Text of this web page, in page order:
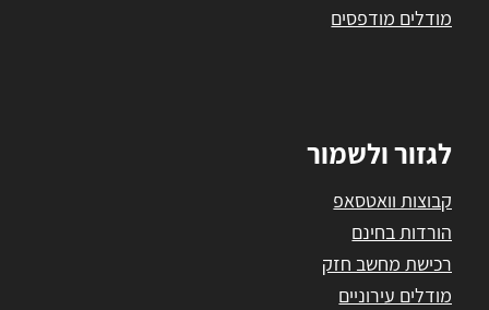
מודלים מודפסים
לגזור ולשמור
קבוצות וואטסאפ
הורדות בחינם
רכישת מחשב חזק
מודלים עירוניים